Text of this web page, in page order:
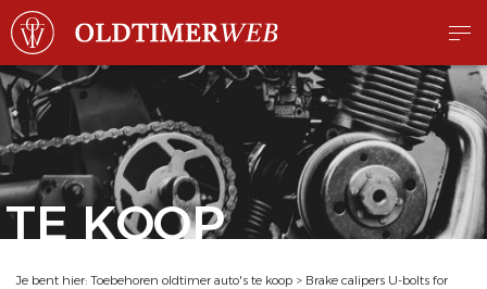
TE KOOP
Je bent hier: Toebehoren oldtimer auto's te koop > Brake calipers U-bolts for